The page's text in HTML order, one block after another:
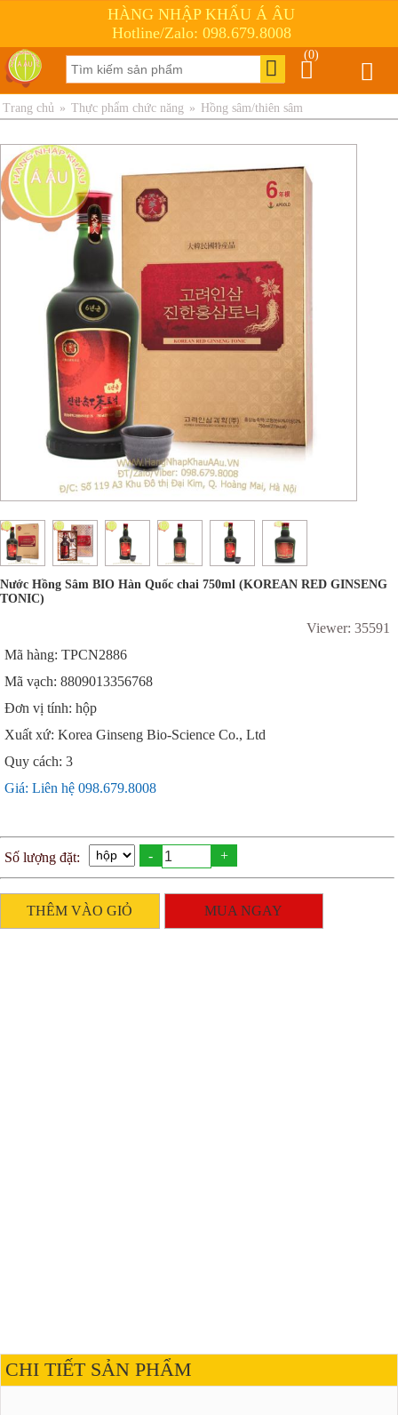
HÀNG NHẬP KHẨU Á ÂU
Hotline/Zalo: 098.679.8008
(0)
Trang chủ » Thực phẩm chức năng » Hồng sâm/thiên sâm
Nước Hồng Sâm BIO Hàn Quốc chai 750ml (KOREAN RED GINSENG
TONIC)
Viewer: 35591
Mã hàng: TPCN2886
Mã vạch: 8809013356768
Đơn vị tính: hộp
Xuất xứ: Korea Ginseng Bio-Science Co., Ltd
Quy cách: 3
Giá: Liên hệ 098.679.8008
Số lượng đặt: - +
THÊM VÀO GIỎ MUA NGAY
CHI TIẾT SẢN PHẨM